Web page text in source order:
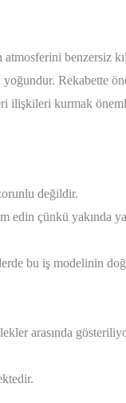
benzersiz
Rekabette
ilişkileri kurmak
değildir.
edin çünkü yakında
bu iş modelinin
arasında